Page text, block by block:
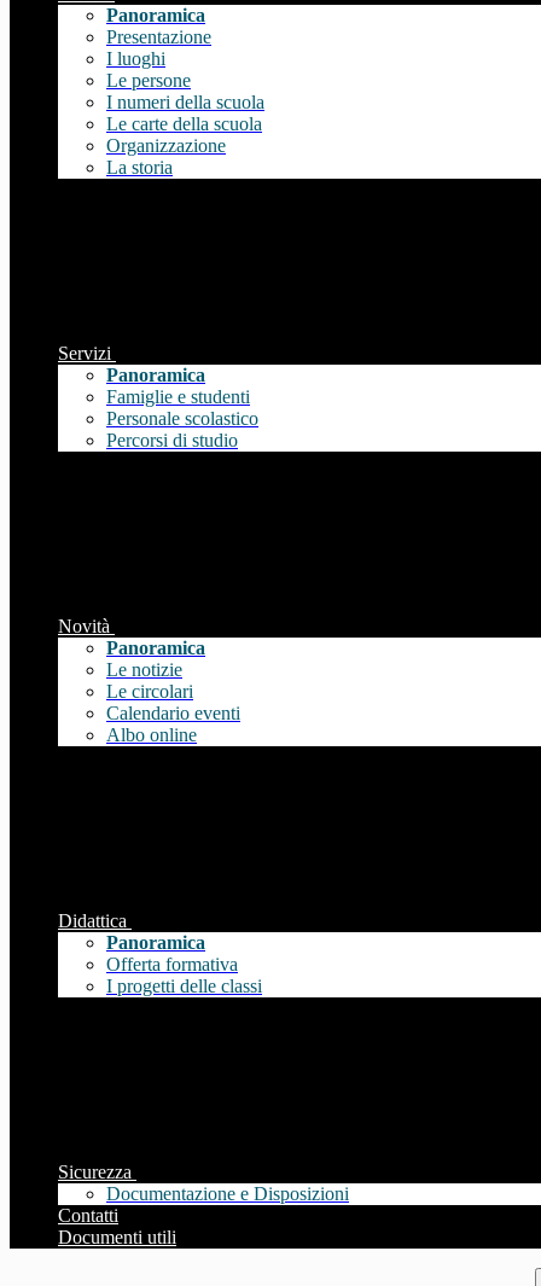
Panoramica
Presentazione
I luoghi
Le persone
I numeri della scuola
Le carte della scuola
Organizzazione
La storia
Servizi
Panoramica
Famiglie e studenti
Personale scolastico
Percorsi di studio
Novità
Panoramica
Le notizie
Le circolari
Calendario eventi
Albo online
Didattica
Panoramica
Offerta formativa
I progetti delle classi
Sicurezza
Documentazione e Disposizioni
Contatti
Documenti utili